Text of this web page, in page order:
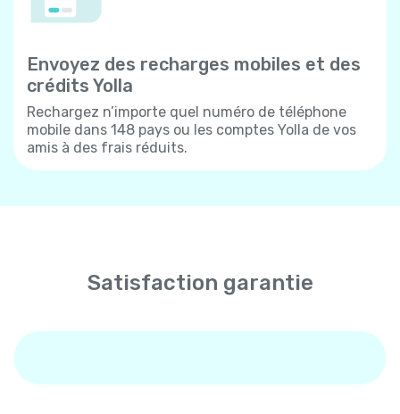
Envoyez des recharges mobiles et des
crédits Yolla
Rechargez n’importe quel numéro de téléphone
mobile dans 148 pays ou les comptes Yolla de vos
amis à des frais réduits.
Satisfaction garantie